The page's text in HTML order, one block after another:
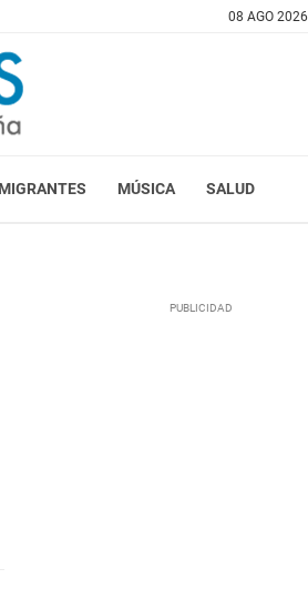
08 AGO 2026
MIGRANTES MÚSICA SALUD